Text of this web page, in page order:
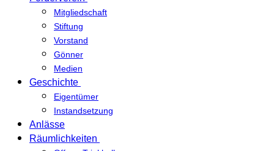
Mitgliedschaft
Stiftung
Vorstand
Gönner
Medien
Geschichte
Eigentümer
Instandsetzung
Anlässe
Räumlichkeiten